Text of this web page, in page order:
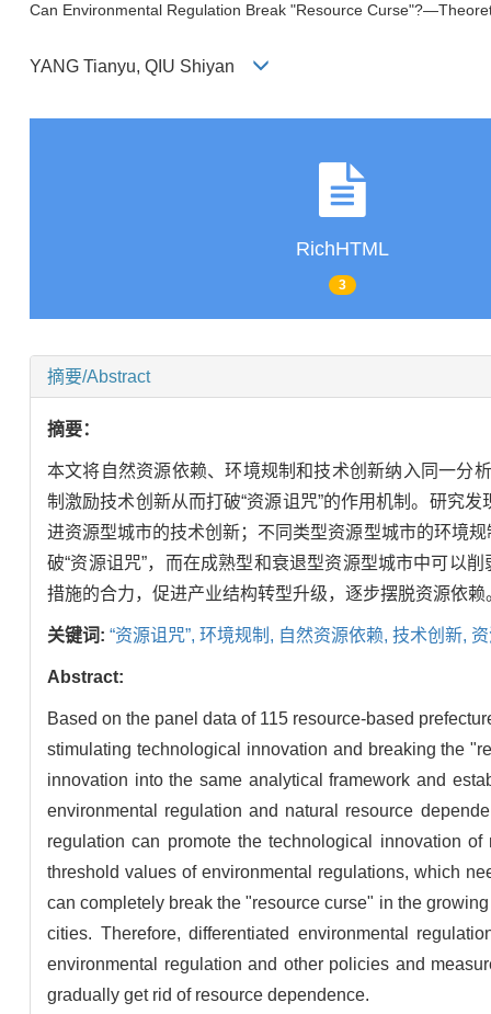
Can Environmental Regulation Break "Resource
YANG Tianyu, QIU Shiyan
RichHTML
3
摘要/Abstract
摘要：
本文将自然资源依赖、环境规制和技术创新纳入同一分
制激励技术创新从而打破“资源诅咒”的作用机制。研究
进资源型城市的技术创新；不同类型资源型城市的环境
破“资源诅咒”，而在成熟型和衰退型资源型城市中可以
措施的合力，促进产业结构转型升级，逐步摆脱资源依赖
关键词: “资源诅咒”, 环境规制, 自然资源依赖, 技术创新,
Abstract:
Based on the panel data of 115 resource-based
stimulating technological innovation and breaking the
innovation into the same analytical framework and
environmental regulation and natural resource
regulation can promote the technological innovation
threshold values of environmental regulations, which
can completely break the "resource curse" in the
cities. Therefore, differentiated environmental
environmental regulation and other policies and
gradually get rid of resource dependence.